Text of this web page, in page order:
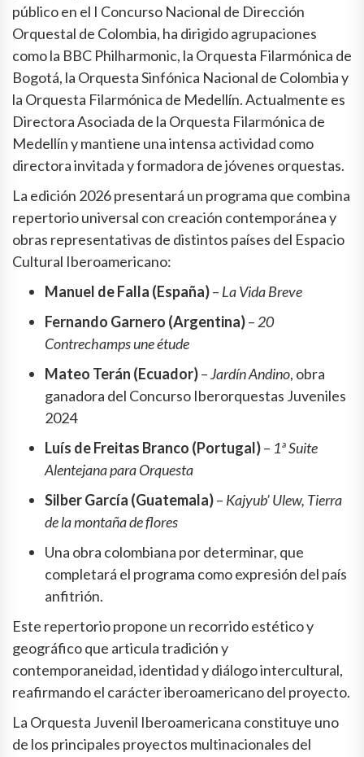
público en el I Concurso Nacional de Dirección
Orquestal de Colombia, ha dirigido agrupaciones
como la BBC Philharmonic, la Orquesta Filarmónica de
Bogotá, la Orquesta Sinfónica Nacional de Colombia y
la Orquesta Filarmónica de Medellín. Actualmente es
Directora Asociada de la Orquesta Filarmónica de
Medellín y mantiene una intensa actividad como
directora invitada y formadora de jóvenes orquestas.
La edición 2026 presentará un programa que combina
repertorio universal con creación contemporánea y
obras representativas de distintos países del Espacio
Cultural Iberoamericano:
Manuel de Falla (España)– La Vida Breve
Fernando Garnero (Argentina)– 20
Contrechamps une étude
Mateo Terán (Ecuador)–Jardín Andino, obra
ganadora del Concurso Iberorquestas Juveniles
2024
Luís de Freitas Branco (Portugal)– 1ª Suite
Alentejana para Orquesta
Silber García (Guatemala)– Kajyub’ Ulew, Tierra
de la montaña de flores
Una obra colombiana por determinar, que
completará el programa como expresión del país
anfitrión.
Este repertorio propone un recorrido estético y
geográfico que articula tradición y
contemporaneidad, identidad y diálogo intercultural,
reafirmando el carácter iberoamericano del proyecto.
La Orquesta Juvenil Iberoamericana constituye uno
de los principales proyectos multinacionales del